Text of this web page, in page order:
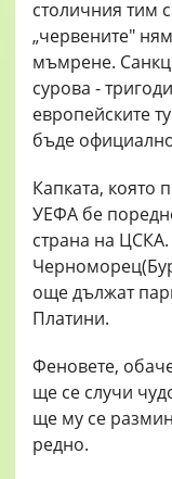
столичния тим
„червените"
мъмрене.
сурова -
европейските
бъде
Капката, която
УЕФА бе
страна на
още дължат
Платини.
Феновете,
ще се случи
ще му се
редно.